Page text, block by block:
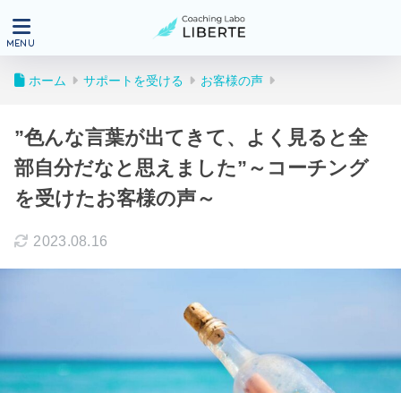
ホーム サポートを受ける お客様の声
”色んな言葉が出てきて、よく見ると全
部自分だなと思えました”～コーチング
を受けたお客様の声～
2023.08.16